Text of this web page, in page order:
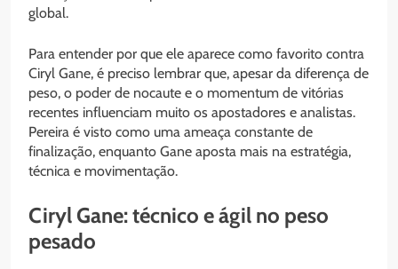
global.
Para entender por que ele aparece como favorito contra
Ciryl Gane, é preciso lembrar que, apesar da diferença de
peso, o poder de nocaute e o momentum de vitórias
recentes influenciam muito os apostadores e analistas.
Pereira é visto como uma ameaça constante de
finalização, enquanto Gane aposta mais na estratégia,
técnica e movimentação.
Ciryl Gane: técnico e ágil no peso
pesado